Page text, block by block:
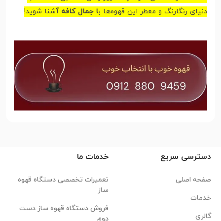
دنیای رنگارنگ و معطر این قهوه‌ها با جمال کافه آشنا شوید!
دسترسی سریع
صفحه اصلی
خدمات
گالری
خدمات ما
تعمیرات تخصصی دستگاه قهوه
ساز
فروش دستگاه قهوه ساز دست
دوم